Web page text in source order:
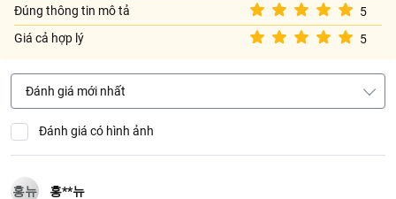
Đúng thông tin mô tả
5
Giá cả hợp lý
5
Đánh giá mới nhất
Đánh giá có hình ảnh
홍뉴 홍**뉴